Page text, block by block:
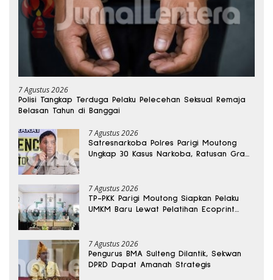
7 Agustus 2026
Polisi Tangkap Terduga Pelaku Pelecehan Seksual Remaja
Belasan Tahun di Banggai
7 Agustus 2026
Satresnarkoba Polres Parigi Moutong
Ungkap 30 Kasus Narkoba, Ratusan Gram
7 Agustus 2026
TP-PKK Parigi Moutong Siapkan Pelaku
UMKM Baru Lewat Pelatihan Ecoprint
7 Agustus 2026
Pengurus BMA Sulteng Dilantik, Sekwan
DPRD Dapat Amanah Strategis